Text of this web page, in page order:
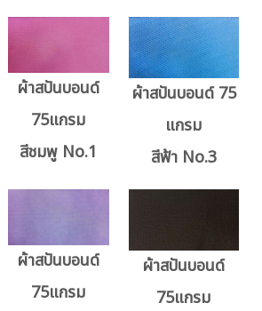
ผ้าสปันบอนด์
75แกรม
สีชมพู No.1
ผ้าสปันบอนด์ 75
แกรม
สีฟ้า No.3
ผ้าสปันบอนด์
75แกรม
ผ้าสปันบอนด์
75แกรม